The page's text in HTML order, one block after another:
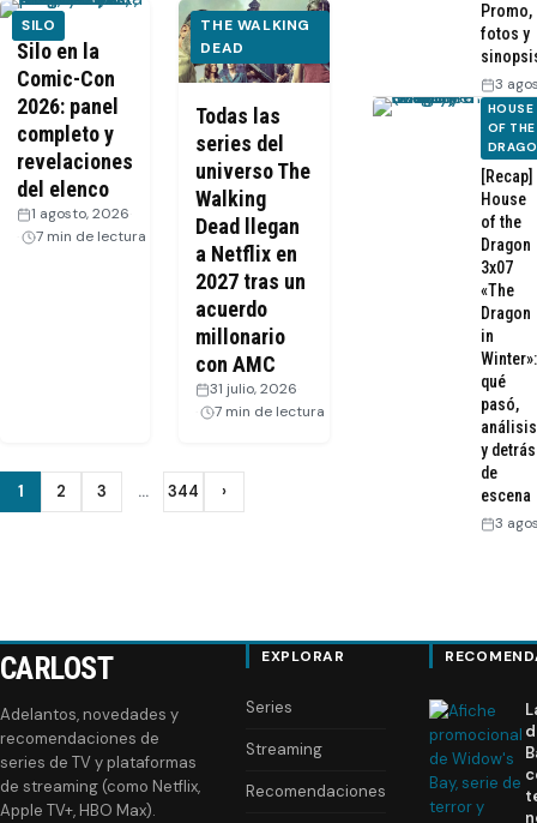
SILO
Silo en la
Comic-Con
2026: panel
completo y
revelaciones
del elenco
1 agosto, 2026
7 min de lectura
THE WALKING
DEAD
Todas las
series del
universo The
Walking
Dead llegan
a Netflix en
2027 tras un
acuerdo
millonario
con AMC
31 julio, 2026
7 min de lectura
Paginación
1 2 3 … 344 ›
Promo,
fotos y
3
HOUSE
OF THE
[Recap]
House
of the
Dragon
3x07
«The
Dragon
in
Winter»:
qué
pasó,
análisis
y detrás
de
escena
3
CARLOST
Adelantos, novedades y
recomendaciones de
series de TV y plataformas
de streaming (como Netflix,
Apple TV+, HBO Max).
EXPLORAR
Series
Streaming
Recomendaciones